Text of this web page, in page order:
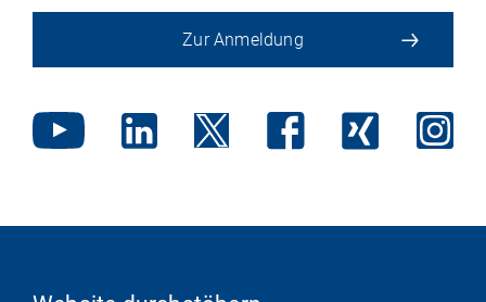
Zur Anmeldung